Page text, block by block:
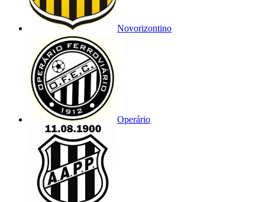
Novorizontino
Operário